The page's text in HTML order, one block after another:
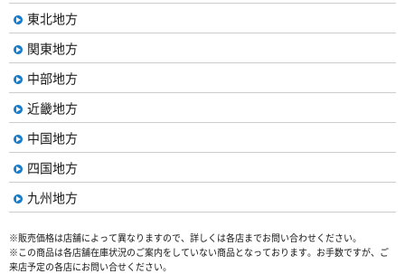
東北地方
関東地方
中部地方
近畿地方
中国地方
四国地方
九州地方
※販売価格は店舗によって異なりますので、詳しくは各店までお問い合わせください。
※この商品は各店舗在庫状況のご案内をしていない商品となっております。お手数ですが、ご
来店予定の各店にお問い合せください。